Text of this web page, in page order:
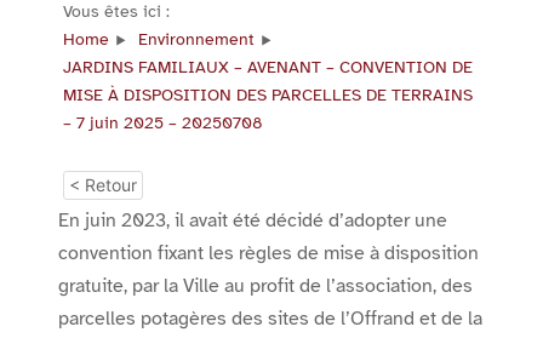
Vous êtes ici :
Home
Environnement
JARDINS FAMILIAUX – AVENANT – CONVENTION DE
MISE À DISPOSITION DES PARCELLES DE TERRAINS
– 7 juin 2025 – 20250708
< Retour
En juin 2023, il avait été décidé d’adopter une
convention fixant les règles de mise à disposition
gratuite, par la Ville au profit de l’association, des
parcelles potagères des sites de l’Offrand et de la